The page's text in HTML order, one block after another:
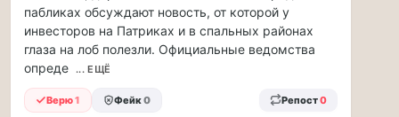
приглашаем
на
музыкальную
прогулку
по
Москве
пабликах обсуждают новость, от которой у
инвесторов на Патриках и в спальных районах
глаза на лоб полезли. Официальные ведомства
опреде ... ЕЩЁ
Верю1 Фейк0 Репост0